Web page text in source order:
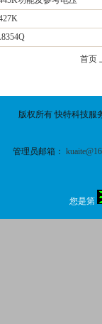
首页
版权所有 快特科技服
管理员邮箱：
您是第